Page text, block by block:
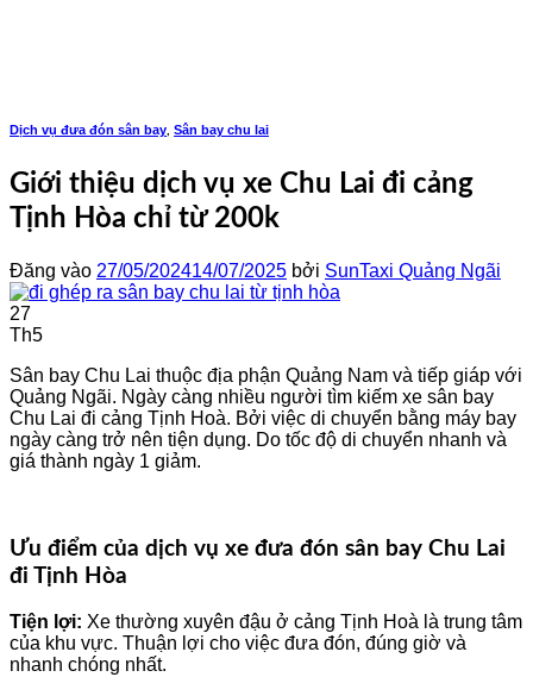
Dịch vụ đưa đón sân bay Sân bay chu lai
Giới thiệu dịch vụ xe Chu Lai đi cảng
Tịnh Hòa chỉ từ 200k
Đăng vào 27/05/202414/07/2025 bởi SunTaxi Quảng Ngãi
27
Th5
Sân bay Chu Lai thuộc địa phận Quảng Nam và tiếp giáp với
Quảng Ngãi. Ngày càng nhiều người tìm kiếm xe sân bay
Chu Lai đi cảng Tịnh Hoà. Bởi việc di chuyển bằng máy bay
ngày càng trở nên tiện dụng. Do tốc độ di chuyển nhanh và
giá thành ngày 1 giảm.
Ưu điểm của dịch vụ xe đưa đón sân bay Chu Lai
đi Tịnh Hòa
Tiện lợi: Xe thường xuyên đậu ở cảng Tịnh Hoà là trung tâm
của khu vực. Thuận lợi cho việc đưa đón, đúng giờ và
nhanh chóng nhất.